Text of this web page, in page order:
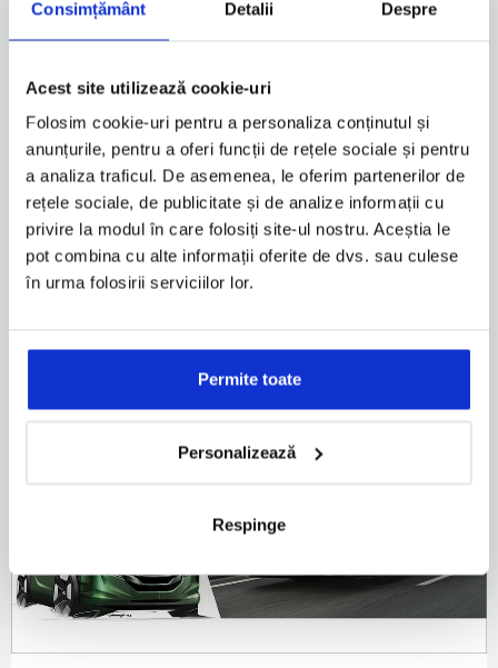
Consimțământ Detalii Despre
Acest site utilizează cookie-uri
Folosim cookie-uri pentru a personaliza conținutul și
anunțurile, pentru a oferi funcții de rețele sociale și pentru
a analiza traficul. De asemenea, le oferim partenerilor de
rețele sociale, de publicitate și de analize informații cu
privire la modul în care folosiți site-ul nostru. Aceștia le
pot combina cu alte informații oferite de dvs. sau culese
în urma folosirii serviciilor lor.
Permite toate
Personalizează
Respinge
IVECO & FARID
VIDEO: Un parteneriat puternic si autentic. DTS -
IVECO - FARID
AFLĂ DETALII